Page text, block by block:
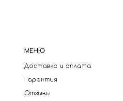
МЕНЮ
Доставка и оплата
Гарантия
Отзывы